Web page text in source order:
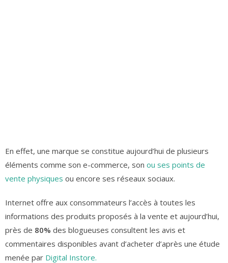
En effet, une marque se constitue aujourd’hui de plusieurs
éléments comme son e-commerce, son ou ses points de
vente physiques ou encore ses réseaux sociaux.
Internet offre aux consommateurs l’accès à toutes les
informations des produits proposés à la vente et aujourd’hui,
près de 80% des blogueuses consultent les avis et
commentaires disponibles avant d’acheter d’après une étude
menée par Digital Instore.